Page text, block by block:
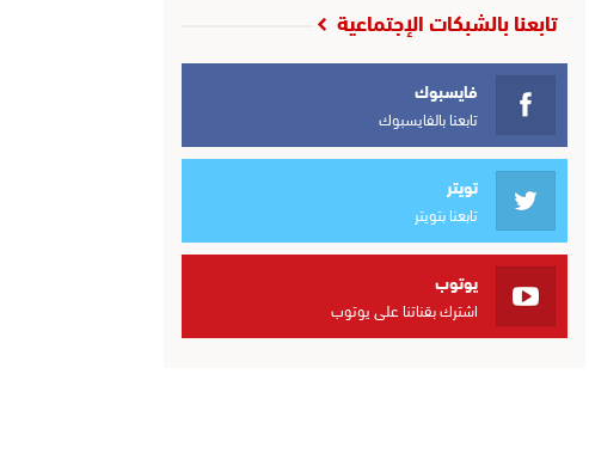
تابعنا بالشبكات الإجتماعية
فايسبوك
تابعنا بالفايسبوك
تويتر
تابعنا بتويتر
يوتوب
اشترك بقناتنا على يوتوب